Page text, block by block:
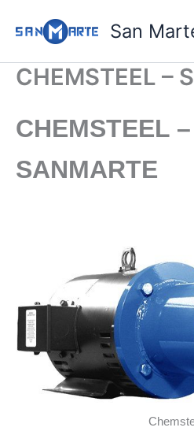
para
conteúdo
San
CHEMSTEEL –
CHEMSTEEL –
SANMARTE